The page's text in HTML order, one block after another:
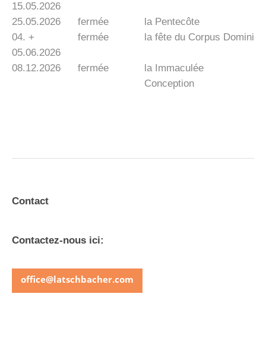
15.05.2026
25.05.2026 fermée
la Pentecôte
04. +
05.06.2026
fermée la fête du Corpus Domini
08.12.2026 fermée
la Immaculée
Conception
Contact
Contactez-nous ici:
office@latschbacher.com